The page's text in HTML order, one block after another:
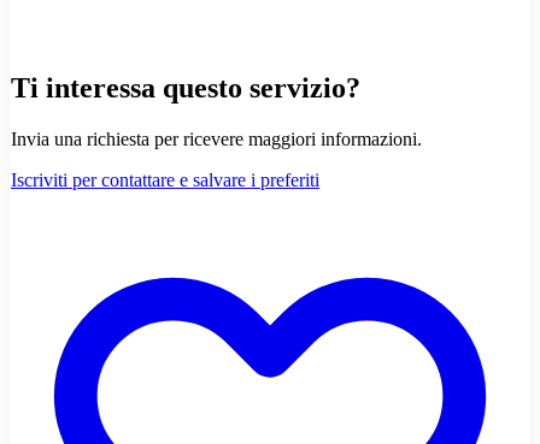
Ti interessa questo servizio?
Invia una richiesta per ricevere maggiori informazioni.
Iscriviti per contattare e salvare i preferiti